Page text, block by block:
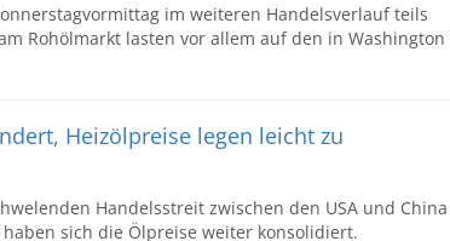
im weiteren Handelsverlauf teils
Rohölmarkt lasten vor allem auf den in Washington
Heizölpreise legen leicht zu
Handelsstreit zwischen den USA und China
sich die Ölpreise weiter konsolidiert.